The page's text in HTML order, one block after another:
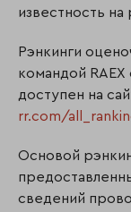
известность
Рэнкинги
командой RAEX
доступен на
rr.com/
Основой
сведений